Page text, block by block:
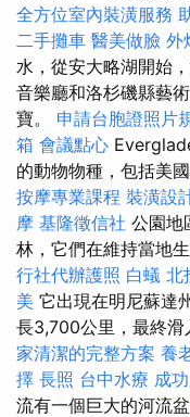
全方位室內裝潢服務
二手攤車 醫美做臉 外
水，從安大略湖開始
音樂廳和洛杉磯縣藝
寶。 申請台胞證照片
箱 會議點心
的動物物種，包括美
按摩專業課程 裝潢設
摩 基隆徵信社 公園地
林，它們在維持當地
行社代辦護照 白蟻 北
美 它出現在明尼蘇達
長3,700公里，最終滑
家清潔的完整方案 養
擇 長照 台中水療 成
流有一個巨大的河流